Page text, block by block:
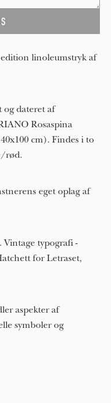
edition linoleumstryk af
og dateret af
Rosaspina
cm). Findes i to
rød.
eget oplag af
Vintage typografi -
for Letraset,
aspekter af
symboler og